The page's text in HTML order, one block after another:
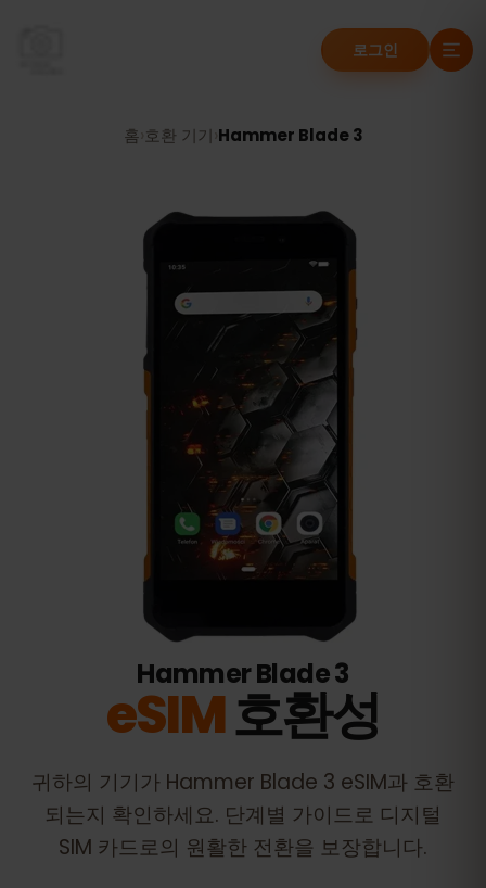
로그인
홈 호환 기기 Hammer Blade 3
Hammer Blade 3
eSIM호환성
귀하의 기기가 Hammer Blade 3 eSIM과 호환
되는지 확인하세요. 단계별 가이드로 디지털
SIM 카드로의 원활한 전환을 보장합니다.